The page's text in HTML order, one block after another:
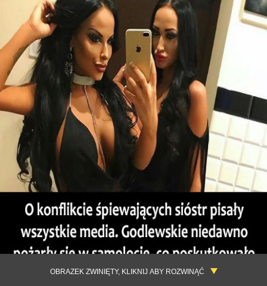
OBRAZEK ZWINIĘTY, KLIKNIJ ABY ROZWINĄĆ